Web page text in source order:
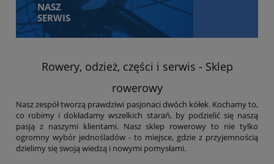
NASZ
SERWIS
Rowery, odzież, części i serwis - Sklep
rowerowy
Nasz zespół tworzą prawdziwi pasjonaci dwóch kółek. Kochamy to,
co robimy i dokładamy wszelkich starań, by podzielić się naszą
pasją z naszymi klientami. Nasz sklep rowerowy to nie tylko
ogromny wybór jednośladów - to miejsce, gdzie z przyjemnością
dzielimy się swoją wiedzą i nowymi pomysłami.